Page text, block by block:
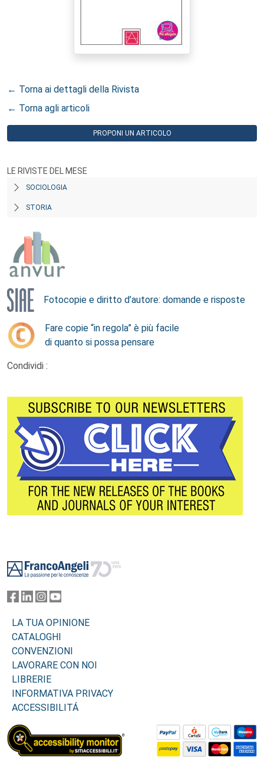
← Torna ai dettagli della Rivista
← Torna agli articoli
PROPONI UN ARTICOLO
LE RIVISTE DEL MESE
SOCIOLOGIA
STORIA
Fotocopie e diritto d’autore: domande e risposte
Fare copie “in regola” è più facile
di quanto si possa pensare
Condividi :
LA TUA OPINIONE
CATALOGHI
CONVENZIONI
LAVORARE CON NOI
LIBRERIE
INFORMATIVA PRIVACY
ACCESSIBILITÁ